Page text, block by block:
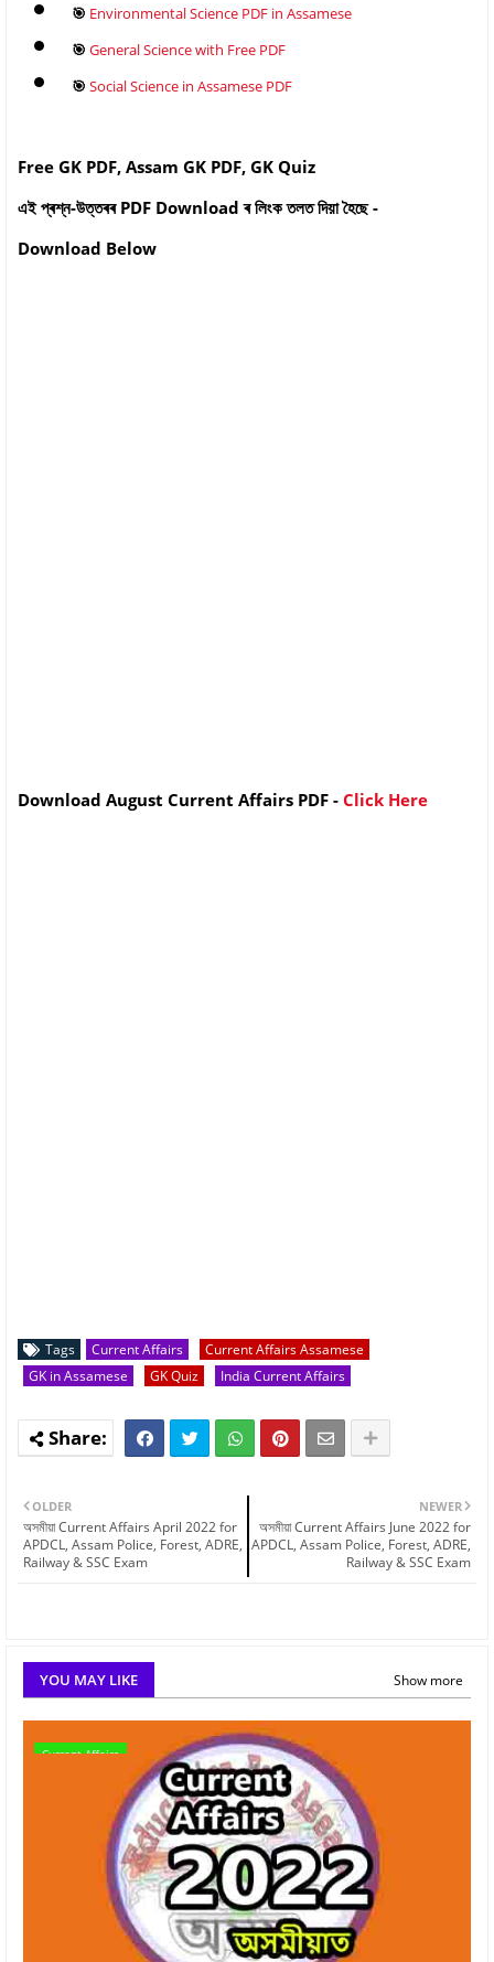
🎯 Environmental Science PDF in Assamese
🎯 General Science with Free PDF
🎯 Social Science in Assamese PDF
Free GK PDF, Assam GK PDF, GK Quiz
এই প্ৰশ্ন-উত্তৰৰ PDF Download ৰ লিংক তলত দিয়া হৈছে -
Download Below
Download August Current Affairs PDF - Click Here
Tags Current Affairs
Current Affairs Assamese
GK in Assamese
GK Quiz India Current Affairs
NEWER
অসমীয়া Current Affairs June 2022 for
APDCL, Assam Police, Forest, ADRE,
Railway & SSC Exam
OLDER
অসমীয়া Current Affairs April 2022 for
APDCL, Assam Police, Forest, ADRE,
Railway & SSC Exam
YOU MAY LIKE Show more
Current Affairs